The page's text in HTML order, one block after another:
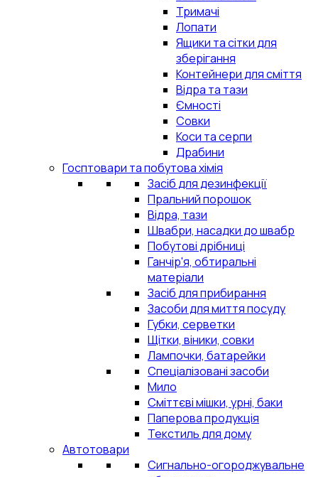
Тримачі
Лопати
Ящики та сітки для
зберігання
Контейнери для сміття
Відра та тази
Ємності
Совки
Коси та серпи
Драбини
Госптовари та побутова хімія
Засіб для дезинфекції
Пральний порошок
Відра, тази
Швабри, насадки до швабр
Побутові дрібниці
Ганчір'я, обтиральні
матеріали
Засіб для прибирання
Засоби для миття посуду
Губки, серветки
Щітки, віники, совки
Лампочки, батарейки
Спеціалізовані засоби
Мило
Сміттєві мішки, урні, баки
Паперова продукція
Текстиль для дому
Автотовари
Сигнально-огороджувальне